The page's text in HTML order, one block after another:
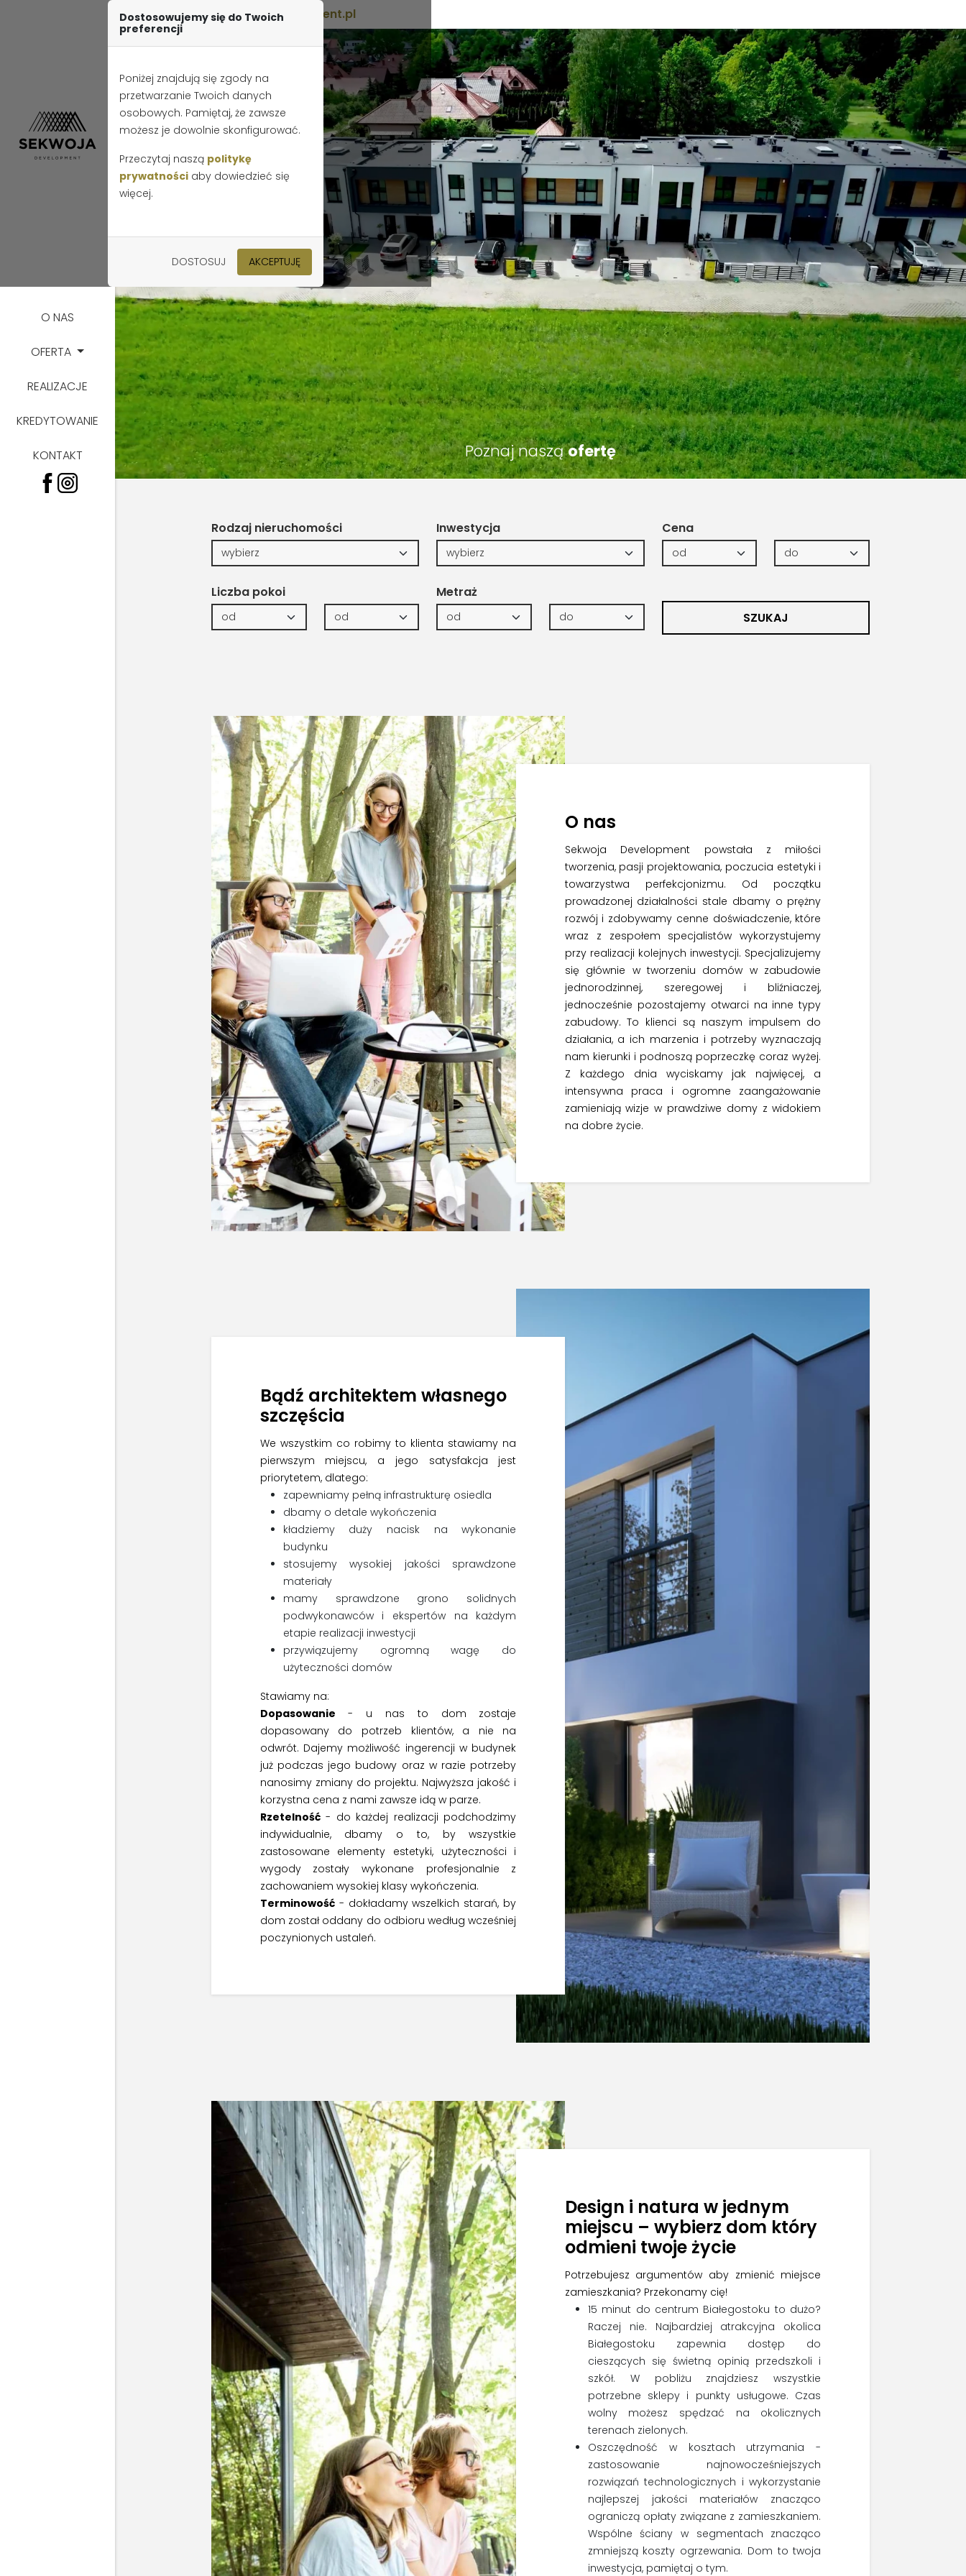
Dostosowujemy się do Twoich
preferencji
Poniżej znajdują się zgody na
przetwarzanie Twoich danych
osobowych. Pamiętaj, że zawsze
możesz je dowolnie skonfigurować.
Przeczytaj naszą politykę
prywatności aby dowiedzieć się
więcej.
DOSTOSUJ AKCEPTUJĘ
O NAS
OFERTA
REALIZACJE
KREDYTOWANIE
KONTAKT
+48 85 850 12 72E-mail:biuro@sekwojadevelopment.pl
Poznaj nasząofertę
Rodzaj nieruchomości
Liczba pokoi
Inwestycja
Metraż
Cena
SZUKAJ
O nas
Sekwoja Development powstała z miłości
tworzenia, pasji projektowania, poczucia estetyki i
towarzystwa perfekcjonizmu. Od początku
prowadzonej działalności stale dbamy o prężny
rozwój i zdobywamy cenne doświadczenie, które
wraz z zespołem specjalistów wykorzystujemy
przy realizacji kolejnych inwestycji. Specjalizujemy
się głównie w tworzeniu domów w zabudowie
jednorodzinnej, szeregowej i bliźniaczej,
jednocześnie pozostajemy otwarci na inne typy
zabudowy. To klienci są naszym impulsem do
działania, a ich marzenia i potrzeby wyznaczają
nam kierunki i podnoszą poprzeczkę coraz wyżej.
Z każdego dnia wyciskamy jak najwięcej, a
intensywna praca i ogromne zaangażowanie
zamieniają wizje w prawdziwe domy z widokiem
na dobre życie.
Bądź architektem własnego
szczęścia
We wszystkim co robimy to klienta stawiamy na
pierwszym miejscu, a jego satysfakcja jest
priorytetem, dlatego:
zapewniamy pełną infrastrukturę osiedla
dbamy o detale wykończenia
kładziemy duży nacisk na wykonanie
budynku
stosujemy wysokiej jakości sprawdzone
materiały
mamy sprawdzone grono solidnych
podwykonawców i ekspertów na każdym
etapie realizacji inwestycji
przywiązujemy ogromną wagę do
użyteczności domów
Stawiamy na:
Dopasowanie - u nas to dom zostaje
dopasowany do potrzeb klientów, a nie na
odwrót. Dajemy możliwość ingerencji w budynek
już podczas jego budowy oraz w razie potrzeby
nanosimy zmiany do projektu. Najwyższa jakość i
korzystna cena z nami zawsze idą w parze.
Rzetelność- do każdej realizacji podchodzimy
indywidualnie, dbamy o to, by wszystkie
zastosowane elementy estetyki, użyteczności i
wygody zostały wykonane profesjonalnie z
zachowaniem wysokiej klasy wykończenia.
Terminowość- dokładamy wszelkich starań, by
dom został oddany do odbioru według wcześniej
poczynionych ustaleń.
Design i natura w jednym
miejscu – wybierz dom który
odmieni twoje życie
Potrzebujesz argumentów aby zmienić miejsce
zamieszkania? Przekonamy cię!
15 minut do centrum Białegostoku to dużo?
Raczej nie. Najbardziej atrakcyjna okolica
Białegostoku zapewnia dostęp do
cieszących się świetną opinią przedszkoli i
szkół. W pobliżu znajdziesz wszystkie
potrzebne sklepy i punkty usługowe. Czas
wolny możesz spędzać na okolicznych
terenach zielonych.
Oszczędność w kosztach utrzymania -
zastosowanie najnowocześniejszych
rozwiązań technologicznych i wykorzystanie
najlepszej jakości materiałów znacząco
ograniczą opłaty związane z zamieszkaniem.
Wspólne ściany w segmentach znacząco
zmniejszą koszty ogrzewania. Dom to twoja
inwestycja, pamiętaj o tym.